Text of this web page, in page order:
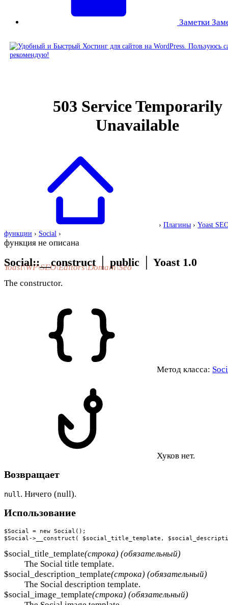
Заметки
› Плагины › Yoast
функции › Social ›
функция не описана
Yoast\WP\SEO\Editors\Domain\Seo
Social::__construct│ public Yoast 1.0
The constructor.
Метод класса:
Хуков нет.
Возвращает
null . Ничего (null).
Использование
$Social = new Social();
$Social->__construct( $social_title_template,
$social_title_template(строка) (обязательный)
The Social title template.
$social_description_template(строка) (обязательный)
The Social description template.
$social_image_template(строка) (обязательный)